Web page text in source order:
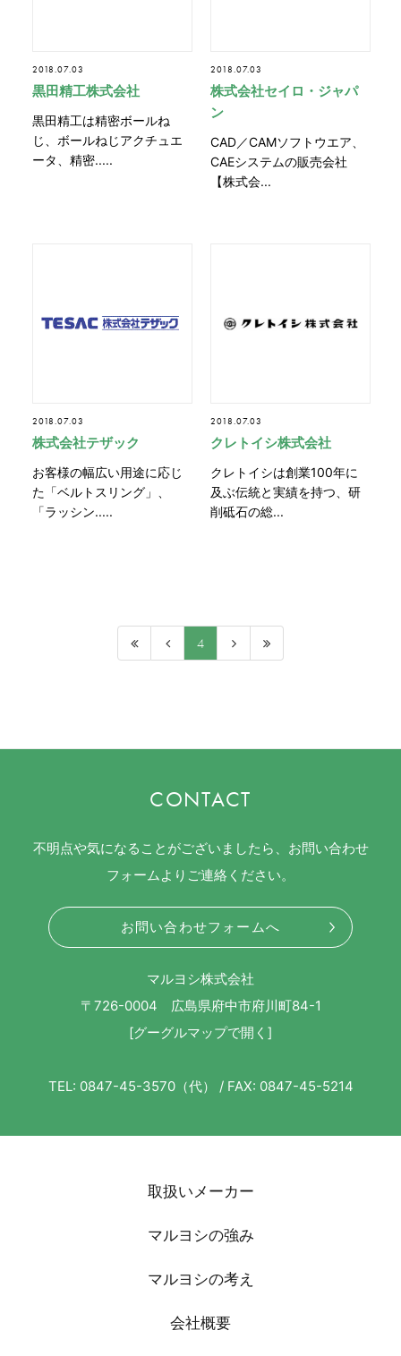
2018.07.03
黒田精工株式会社
黒田精工は精密ボールね
じ、ボールねじアクチュエ
ータ、精密.....
2018.07.03
株式会社セイロ・ジャパ
ン
CAD／CAMソフトウエア、
CAEシステムの販売会社
【株式会...
2018.07.03
株式会社テザック
お客様の幅広い用途に応じ
た「ベルトスリング」、
「ラッシン.....
2018.07.03
クレトイシ株式会社
クレトイシは創業100年に
及ぶ伝統と実績を持つ、研
削砥石の総...
4
CONTACT
不明点や気になることがございましたら、お問い合わせ
フォームよりご連絡ください。
お問い合わせフォームへ
マルヨシ株式会社
〒726-0004 広島県府中市府川町84-1
[グーグルマップで開く]
TEL: 0847-45-3570（代） / FAX: 0847-45-5214
取扱いメーカー
マルヨシの強み
マルヨシの考え
会社概要